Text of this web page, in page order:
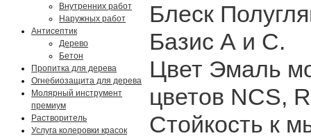
Внутренних работ
Наружных работ
Антисептик
Дерево
Бетон
Пропитка для дерева
Огнебиозащита для дерева
Молярный инструмент
премиум
Растворитель
Услуга колеровки красок
Блеск
Базис А и С.
Цвет Эмаль
цветов NCS,
Стойкость к